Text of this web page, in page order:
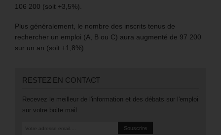
106 200 (soit +3,5%).
Plus généralement, le nombre des inscrits tenus de
rechercher un emploi (A, B ou C) aura augmenté de 97 200
sur un an (soit +1,8%).
RESTEZ EN CONTACT
Recevez le meilleur de l'information et des débats sur l'emploi
sur votre boite mail.